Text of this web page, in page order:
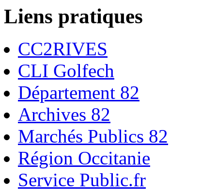
Liens pratiques
CC2RIVES
CLI Golfech
Département 82
Archives 82
Marchés Publics 82
Région Occitanie
Service Public.fr